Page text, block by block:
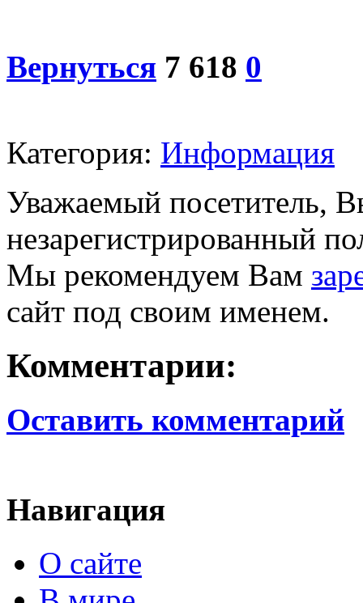
Вернуться 7 618 0
Категория: Информация
Уважаемый посетитель,
незарегистрированный
Мы рекомендуем Вам
сайт под своим именем.
Комментарии:
Оставить комментарий
Навигация
О сайте